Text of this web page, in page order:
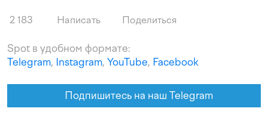
2 183 Написать Поделиться
Spot в удобном формате:
Telegram, Instagram, YouTube, Facebook
Подпишитесь на наш Telegram